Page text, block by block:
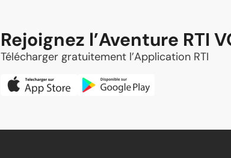
Rejoignez l’Aventure RTI
Télécharger gratuitement l’Application RTI